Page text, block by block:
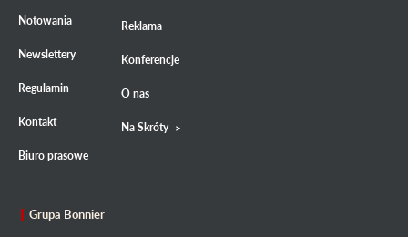
Notowania
Newslettery
Regulamin
Kontakt
Biuro prasowe
Reklama
Konferencje
O nas
Na Skróty
Grupa Bonnier